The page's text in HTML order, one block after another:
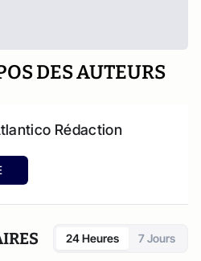
DES AUTEURS
Rédaction
24 Heures 7 Jours